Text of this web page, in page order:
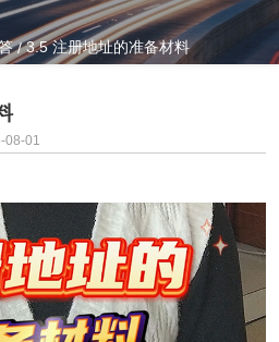
/3.5 注册地址的准备材料
08-01